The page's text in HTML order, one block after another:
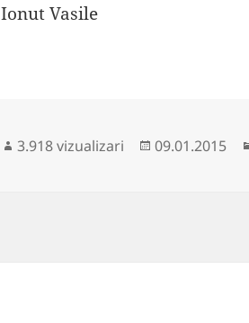
Ionut Vasile
3.918 vizualizari
Publicat
09.01.2015